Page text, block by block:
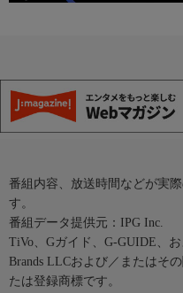
番組内容、放送時間などが実
す。
番組データ提供元：IPG Inc.
TiVo、Gガイド、G-GUIDE、
Brands LLCおよび／またはそ
たは登録商標です。